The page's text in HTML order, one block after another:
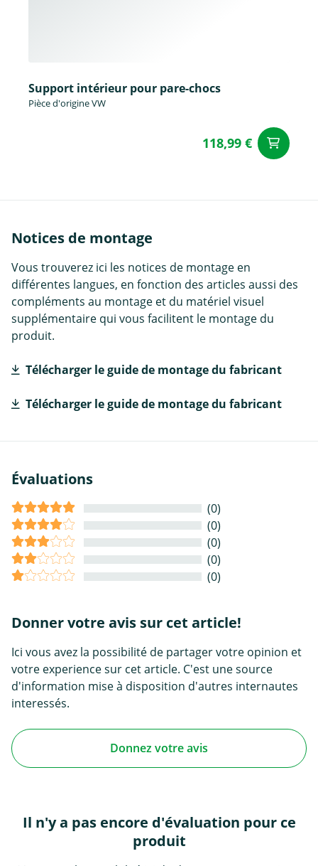
Support intérieur pour pare-chocs
Pièce d'origine VW
118,99 €
Notices de montage
Vous trouverez ici les notices de montage en
différentes langues, en fonction des articles aussi des
compléments au montage et du matériel visuel
supplémentaire qui vous facilitent le montage du
produit.
Télécharger le guide de montage du fabricant
Télécharger le guide de montage du fabricant
Évaluations
(0)
(0)
(0)
(0)
(0)
Donner votre avis sur cet article!
Ici vous avez la possibilité de partager votre opinion et
votre experience sur cet article. C'est une source
d'information mise à disposition d'autres internautes
interessés.
Donnez votre avis
Il n'y a pas encore d'évaluation pour ce
produit